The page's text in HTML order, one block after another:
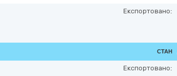
Експортовано:
СТАН
Експортовано: